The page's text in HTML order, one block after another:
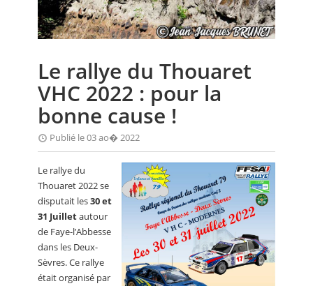
FOCUS
ANNUAIRES
PETITES ANNONCES
Le rallye du Thouaret
VHC 2022 : pour la
bonne cause !
Publié le 03 ao� 2022
Le rallye du
Thouaret 2022 se
disputait les30 et
31 Juilletautour
de Faye-l’Abbesse
dans les Deux-
Sèvres. Ce rallye
était organisé par